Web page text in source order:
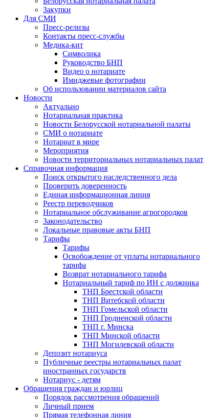
Закупки
Для СМИ
Пресс-релизы
Контакты пресс-службы
Медика-кит
Символика
Руководство БНП
Видео о нотариате
Имиджевые фотографии
Об использовании материалов сайта
Новости
Актуально
Нотариальная практика
Новости Белорусской нотариальной палаты
СМИ о нотариате
Нотариат в мире
Мероприятия
Новости территориальных нотариальных палат
Справочная информация
Поиск открытого наследственного дела
Проверить доверенность
Единая информационная линия
Реестр переводчиков
Нотариальное обслуживание агрогородков
Законодательство
Локальные правовые акты БНП
Тарифы
Тарифы
Освобождение от уплаты нотариального
тарифа
Возврат нотариального тарифа
Нотариальный тариф по ИН с должника
ТНП Брестской области
ТНП Витебской области
ТНП Гомельской области
ТНП Гродненской области
ТНП г. Минска
ТНП Минской области
ТНП Могилевской области
Депозит нотариуса
Публичные реестры нотариальных палат
иностранных государств
Нотариус - детям
Обращения граждан и юрлиц
Порядок рассмотрения обращений
Личный прием
Прямая телефонная линия